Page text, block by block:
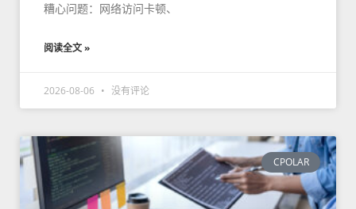
糟心问题：网络访问卡顿、
阅读全文 »
2026-08-06 没有评论
CPOLAR